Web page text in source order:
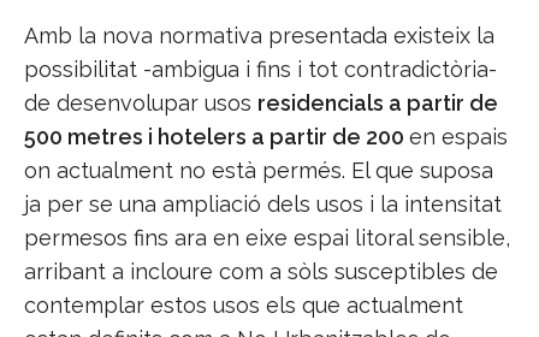
Amb la nova normativa presentada existeix la
possibilitat -ambigua i fins i tot contradictòria-
de desenvolupar usos residencials a partir de
500 metres i hotelers a partir de 200 en espais
on actualment no està permés. El que suposa
ja per se una ampliació dels usos i la intensitat
permesos fins ara en eixe espai litoral sensible,
arribant a incloure com a sòls susceptibles de
contemplar estos usos els que actualment